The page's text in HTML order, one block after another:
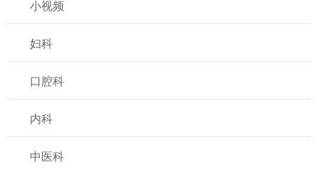
小视频
妇科
口腔科
内科
中医科